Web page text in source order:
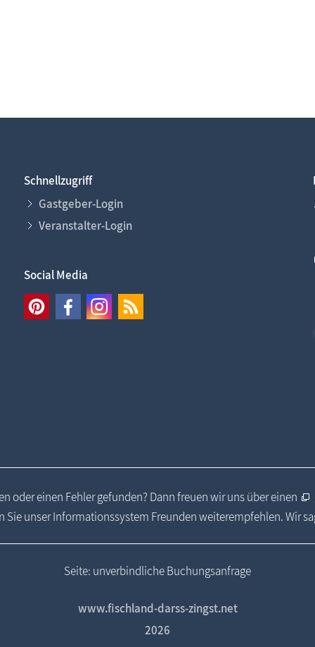
Schnellzugriff
Gastgeber-Login
Veranstalter-Login
Social Media
oder einen Fehler gefunden? Dann freuen wir uns über einen
Sie unser Informationssystem Freunden weiterempfehlen. Wir
Seite: unverbindliche Buchungsanfrage
www.fischland-darss-zingst.net
2026